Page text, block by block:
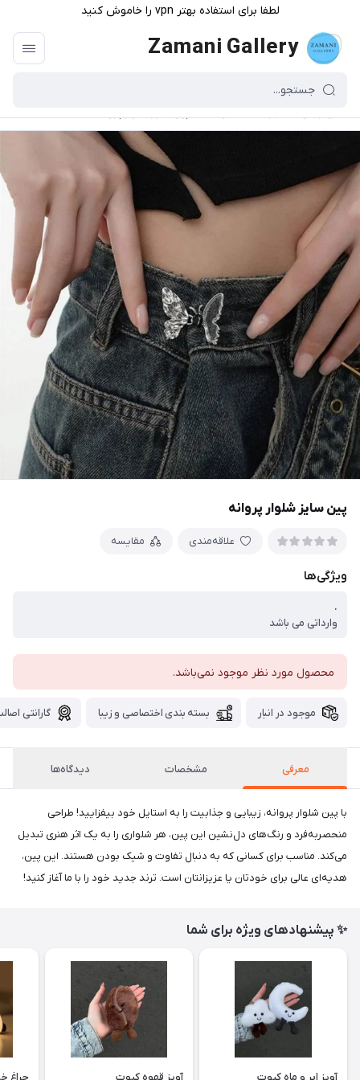
لطفا برای استفاده بهتر vpn را خاموش کنید
Zamani Gallery
پین سایز شلوار پروانه
علاقه‌مندی مقایسه
ویژگی‌ها
.
وارداتی می باشد
محصول مورد نظر موجود نمی‌باشد.
موجود در انبار بسته بندی اختصاصی و زیبا گارانتی
معرفی مشخصات دیدگاه‌ها
با پین شلوار پروانه، زیبایی و جذابیت را به استایل خود بیفزایید! طراحی
منحصربه‌فرد و رنگ‌های دل‌نشین این پین، هر شلواری را به یک اثر هنری تبدیل
می‌کند. مناسب برای کسانی که به دنبال تفاوت و شیک بودن هستند. این پین،
هدیه‌ای عالی برای خودتان یا عزیزانتان است. ترند جدید خود را با ما آغاز کنید!
✨ پیشنهادهای ویژه برای شما
آویز ابر و ماه کیوت آویز قهوه کیوت چراغ